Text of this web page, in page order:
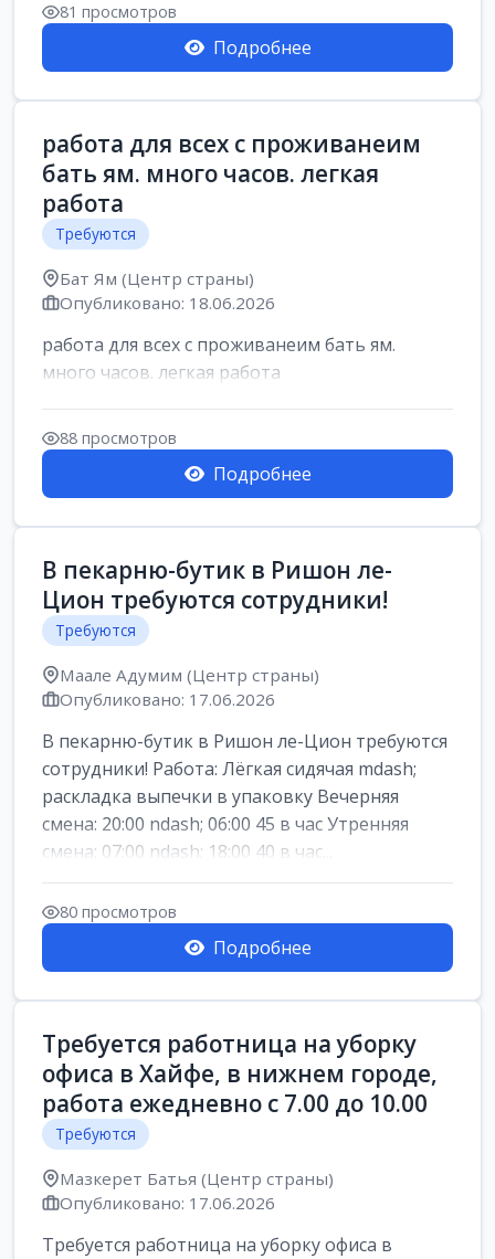
81 просмотров
Подробнее
работа для всех с проживанеим
бать ям. много часов. легкая
работа
Требуются
Бат Ям (Центр страны)
Опубликовано: 18.06.2026
работа для всех с проживанеим бать ям.
много часов. легкая работа
88 просмотров
Подробнее
В пекарню-бутик в Ришон ле-
Цион требуются сотрудники!
Требуются
Маале Адумим (Центр страны)
Опубликовано: 17.06.2026
В пекарню-бутик в Ришон ле-Цион требуются
сотрудники! Работа: Лёгкая сидячая mdash;
раскладка выпечки в упаковку Вечерняя
смена: 20:00 ndash; 06:00 45 в час Утренняя
смена: 07:00 ndash; 18:00 40 в час...
80 просмотров
Подробнее
Требуется работница на уборку
офиса в Хайфе, в нижнем городе,
работа ежедневно с 7.00 до 10.00
Требуются
Мазкерет Батья (Центр страны)
Опубликовано: 17.06.2026
Требуется работница на уборку офиса в